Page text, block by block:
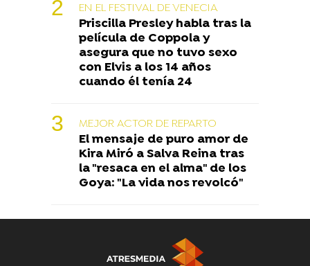
EN EL FESTIVAL DE VENECIA
Priscilla Presley habla tras la
película de Coppola y
asegura que no tuvo sexo
con Elvis a los 14 años
cuando él tenía 24
MEJOR ACTOR DE REPARTO
El mensaje de puro amor de
Kira Miró a Salva Reina tras
la "resaca en el alma" de los
Goya: "La vida nos revolcó"